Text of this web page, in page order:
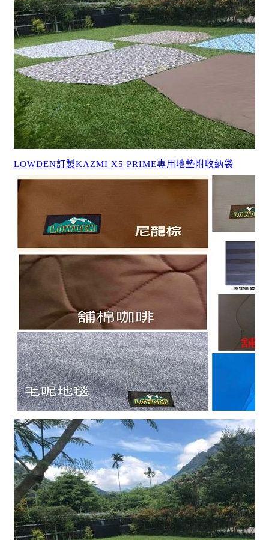
LOWDEN訂製KAZMI X5 PRIME專用地墊附收納袋